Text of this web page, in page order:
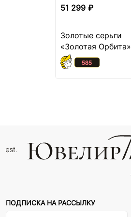
51 299 ₽
Золотые серьги
«Золотая Орбита»
ПОДПИСКА НА РАССЫЛКУ